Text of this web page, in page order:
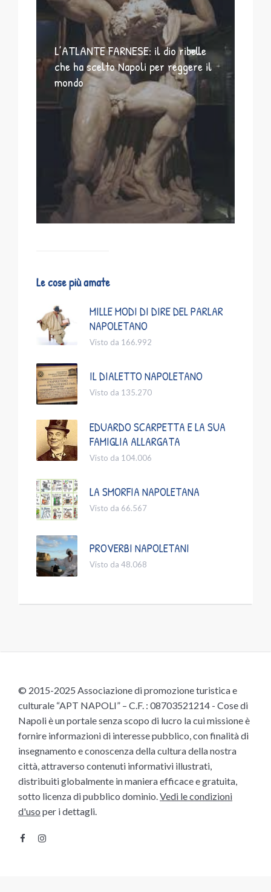
L’ATLANTE FARNESE: il dio ribelle
che ha scelto Napoli per reggere il
mondo
Le cose più amate
MILLE MODI DI DIRE DEL PARLAR
NAPOLETANO
Visto da 166.992
IL DIALETTO NAPOLETANO
Visto da 135.270
EDUARDO SCARPETTA E LA SUA
FAMIGLIA ALLARGATA
Visto da 104.006
LA SMORFIA NAPOLETANA
Visto da 66.567
PROVERBI NAPOLETANI
Visto da 48.068
© 2015-2025 Associazione di promozione turistica e
culturale “APT NAPOLI” – C.F. : 08703521214 - Cose di
Napoli è un portale senza scopo di lucro la cui missione è
fornire informazioni di interesse pubblico, con finalità di
insegnamento e conoscenza della cultura della nostra
città, attraverso contenuti informativi illustrati,
distribuiti globalmente in maniera efficace e gratuita,
sotto licenza di pubblico dominio.Vedi le condizioni
d'uso per i dettagli.